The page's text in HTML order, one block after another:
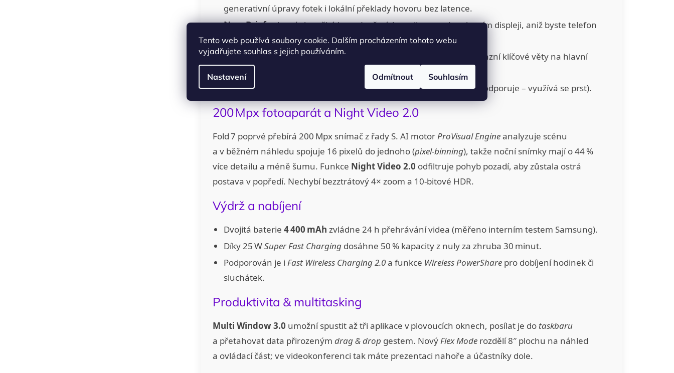
Tento web používá soubory cookie. Dalším procházením tohoto webu
vyjadřujete souhlas s jejich používáním.
Nastavení Odmítnout Souhlasím
generativní úpravy fotek i lokální překlady hovoru bez latence.
Now Briefzobrazí okamžité karty (počasí, boarding‑pass) na krycím displeji, aniž byste telefon
otevírali.
Gemini Live překládá konverzaci v reálném čase a současně zvýrazní klíčové věty na hlavní
obrazovce.
Circle to Search
nově podporuje gesta stylusu (ten však Fold 7 nepodporuje – využívá se prst).
200 Mpx fotoaparát a Night Video 2.0
Fold 7 poprvé přebírá 200 Mpx snímač z řady S. AI motorProVisual Engineanalyzuje scénu
a v běžném náhledu spojuje 16 pixelů do jednoho (pixel‑binning), takže noční snímky mají o 44 %
více detailu a méně šumu. Funkce Night Video 2.0 odfiltruje pohyb pozadí, aby zůstala ostrá
postava v popředí. Nechybí bezztrátový 4× zoom a 10‑bitové HDR.
Výdrž a nabíjení
Dvojitá baterie 4 400 mAh zvládne 24 h přehrávání videa (měřeno interním testem Samsung).
Díky 25 WSuper Fast Chargingdosáhne 50 % kapacity z nuly za zhruba 30 minut.
Podporován je i Fast Wireless Charging 2.0a funkce Wireless PowerSharepro dobíjení hodinek či
sluchátek.
Produktivita & multitasking
Multi Window 3.0 umožní spustit až tři aplikace v plovoucích oknech, posílat je do taskbaru
a přetahovat data přirozeným drag & drop gestem. NovýFlex Moderozdělí 8″ plochu na náhled
a ovládací část; ve videokonferenci tak máte prezentaci nahoře a účastníky dole.